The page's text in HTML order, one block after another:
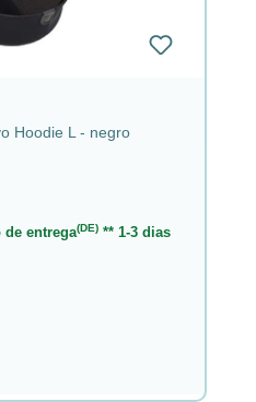
Hoodie L - negro
de entrega(DE) ** 1-3 dias